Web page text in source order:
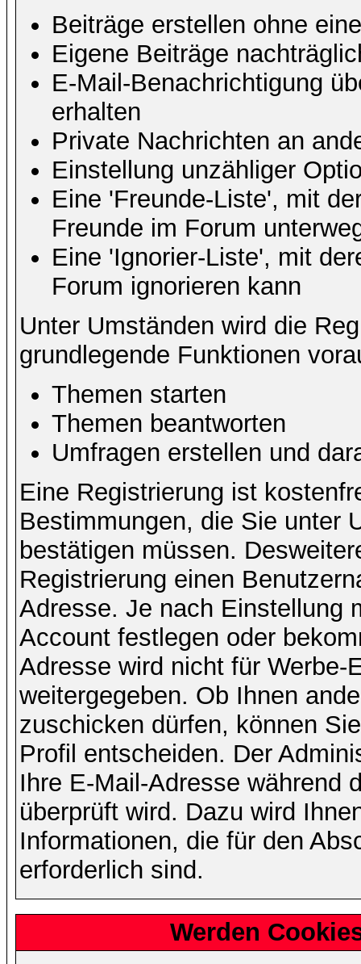
Beiträge erstellen ohne
Eigene Beiträge
E-Mail-Benachrichtigung
erhalten
Private Nachrichten an
Einstellung unzähliger
Eine 'Freunde-Liste', mit
Freunde im Forum
Eine 'Ignorier-Liste', mit
Forum ignorieren kann
Unter Umständen wird die
grundlegende Funktionen
Themen starten
Themen beantworten
Umfragen erstellen und
Eine Registrierung ist
Bestimmungen, die Sie unter
bestätigen müssen.
Registrierung einen
Adresse. Je nach Einstellung
Account festlegen oder
Adresse wird nicht für
weitergegeben. Ob Ihnen
zuschicken dürfen, können
Profil entscheiden. Der
Ihre E-Mail-Adresse während
überprüft wird. Dazu wird
Informationen, die für den
erforderlich sind.
Werden